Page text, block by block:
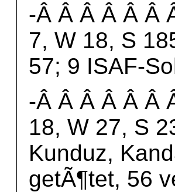
-Â Â Â Â Â Â
7, W 18, S
57; 9 ISAF-
-Â Â Â Â Â Â
18, W 27, S
Kunduz,
getÃ¶tet, 56